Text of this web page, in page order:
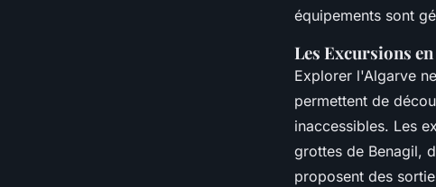
équipements sont
Les Excursions
Explorer l'Algarve
permettent de
inaccessibles. Les
grottes de Benagil,
proposent des